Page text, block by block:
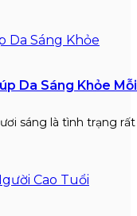
Da Sáng Khỏe
sáng là tình trạng